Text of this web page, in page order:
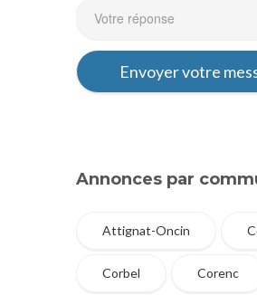
Annonces par
Attignat-Oncin
Corbel Corenc